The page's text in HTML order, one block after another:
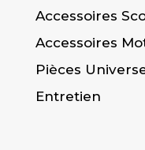
Accessoires
Accessoires
Pièces
Entretien